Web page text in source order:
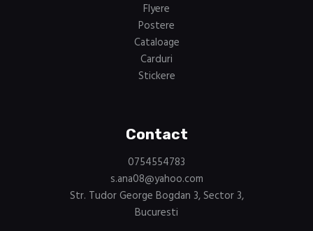
Flyere
Postere
Cataloage
Carduri
Stickere
Contact
0754554783
s.ana08@yahoo.com
Str. Tudor George Bogdan 3, Sector 3,
Bucuresti